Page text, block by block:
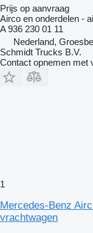
Prijs op aanvraag
Airco en onderdelen -
A 936 230 01 11
Nederland,
Schmidt Trucks B.V.
Contact opnemen met
1
Mercedes-Benz
vrachtwagen